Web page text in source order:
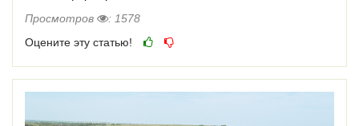
Просмотров
: 1578
Оцените эту статью!